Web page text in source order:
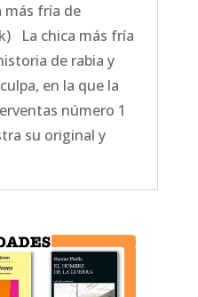
fría de
La chica más fría
de rabia y
en la que la
número 1
su original y